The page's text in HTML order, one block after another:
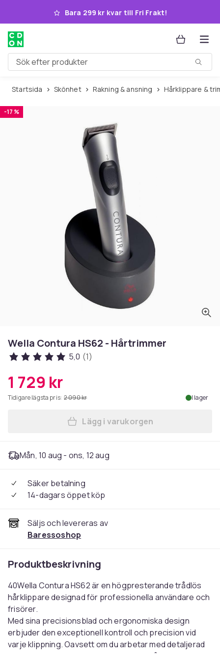
Hoppa till huvudinnehållet
Bara 299 kr kvar till Fri Frakt!
Sök efter produkter
Startsida Skönhet Rakning & ansning Hårklippare &
-17 %
Wella Contura HS62 - Hårtrimmer
5,0 (1)
1 729 kr
Tidigare lägsta pris: 2 090 kr I lager
Lägg till Wella Contura
Lägg i varukorgen
Mån, 10 aug - ons, 12 aug
Säker betalning
14-dagars öppet köp
Säljs och levereras av
Baressoshop
Produktbeskrivning
40Wella Contura HS62 är en högpresterande trådlös
hårklippare designad för professionella användare och
frisörer.
Med sina precisionsblad och ergonomiska design
erbjuder den exceptionell kontroll och precision vid
varje klippning. Oavsett om du arbetar med detaljerad
skäggtrimming eller exakt klippning av hår, kommer